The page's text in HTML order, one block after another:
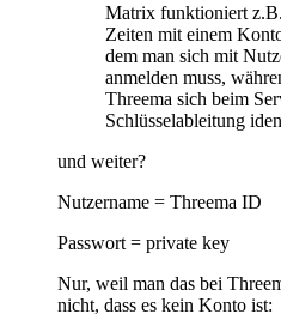
Matrix funktioniert
Zeiten mit einem
dem man sich mit
anmelden muss,
Threema sich beim
Schlüsselableitung
und weiter?
Nutzername = Threema ID
Passwort = private key
Nur, weil man das bei
nicht, dass es kein Konto ist: